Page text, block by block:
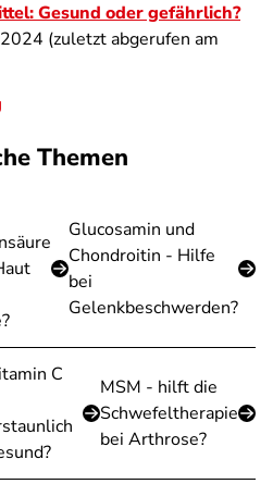
Gesund oder gefährlich?
(zuletzt abgerufen am
Themen
Glucosamin und
Chondroitin - Hilfe
bei
Gelenkbeschwerden?
C
MSM - hilft die
Schwefeltherapie
bei Arthrose?